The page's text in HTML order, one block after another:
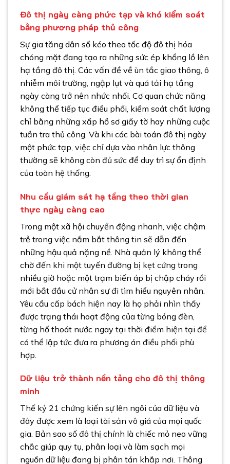
Đô thị ngày càng phức tạp và khó kiểm soát
bằng phương pháp thủ công
Sự gia tăng dân số kéo theo tốc độ đô thị hóa
chóng mặt đang tạo ra những sức ép khổng lồ lên
hạ tầng đô thị. Các vấn đề về ùn tắc giao thông, ô
nhiễm môi trường, ngập lụt và quá tải hạ tầng
ngày càng trở nên nhức nhối. Cơ quan chức năng
không thể tiếp tục điều phối, kiểm soát chất lượng
chỉ bằng những xấp hồ sơ giấy tờ hay những cuộc
tuần tra thủ công. Và khi các bài toán đô thị ngày
một phức tạp, việc chỉ dựa vào nhân lực thông
thường sẽ không còn đủ sức để duy trì sự ổn định
của toàn hệ thống.
Nhu cầu giám sát hạ tầng theo thời gian
thực ngày càng cao
Trong một xã hội chuyển động nhanh, việc chậm
trễ trong việc nắm bắt thông tin sẽ dẫn đến
những hậu quả nặng nề. Nhà quản lý không thể
chờ đến khi một tuyến đường bị kẹt cứng trong
nhiều giờ hoặc một trạm biến áp bị chập cháy rồi
mới bắt đầu cử nhân sự đi tìm hiểu nguyên nhân.
Yêu cầu cấp bách hiện nay là họ phải nhìn thấy
được trạng thái hoạt động của từng bóng đèn,
từng hố thoát nước ngay tại thời điểm hiện tại để
có thể lập tức đưa ra phương án điều phối phù
hợp.
Dữ liệu trở thành nền tảng cho đô thị thông
minh
Thế kỷ 21 chứng kiến sự lên ngôi của dữ liệu và
đây được xem là loại tài sản vô giá của mọi quốc
gia. Bản sao số đô thị chính là chiếc mỏ neo vững
chắc giúp quy tụ, phân loại và làm sạch mọi
nguồn dữ liệu đang bị phân tán khắp nơi. Thông